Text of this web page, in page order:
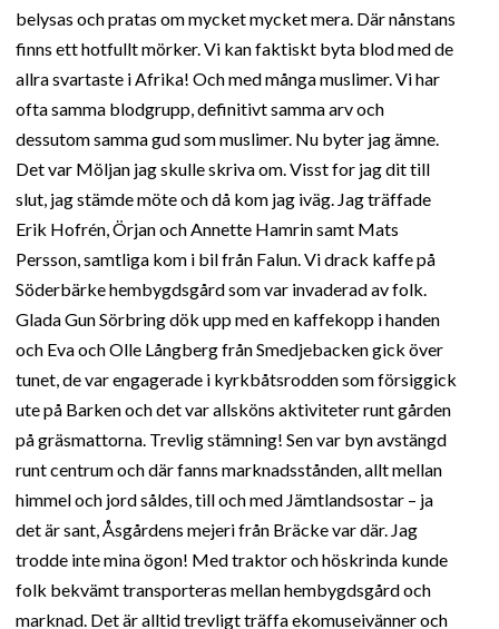
belysas och pratas om mycket mycket mera. Där nånstans
finns ett hotfullt mörker. Vi kan faktiskt byta blod med de
allra svartaste i Afrika! Och med många muslimer. Vi har
ofta samma blodgrupp, definitivt samma arv och
dessutom samma gud som muslimer. Nu byter jag ämne.
Det var Möljan jag skulle skriva om. Visst for jag dit till
slut, jag stämde möte och då kom jag iväg. Jag träffade
Erik Hofrén, Örjan och Annette Hamrin samt Mats
Persson, samtliga kom i bil från Falun. Vi drack kaffe på
Söderbärke hembygdsgård som var invaderad av folk.
Glada Gun Sörbring dök upp med en kaffekopp i handen
och Eva och Olle Långberg från Smedjebacken gick över
tunet, de var engagerade i kyrkbåtsrodden som försiggick
ute på Barken och det var allsköns aktiviteter runt gården
på gräsmattorna. Trevlig stämning! Sen var byn avstängd
runt centrum och där fanns marknadsstånden, allt mellan
himmel och jord såldes, till och med Jämtlandsostar – ja
det är sant, Åsgårdens mejeri från Bräcke var där. Jag
trodde inte mina ögon! Med traktor och höskrinda kunde
folk bekvämt transporteras mellan hembygdsgård och
marknad. Det är alltid trevligt träffa ekomuseivänner och